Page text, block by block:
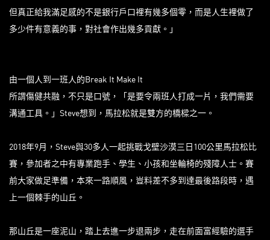
但真正給我滿足感的不是銀行戶口裡有幾多個零，而是人生裡做了
多少件有意義的事，對社會作出幾多貢獻。」
由一個人到一班人的Break It Make It
所謂傷健共融，不只是口號，「是要令兩班人打成一片，我們需要
溝通工具。」Steve想到，馬拉松就是雙方的橋樑之一。
2018年9月，Steve與30多人一起挑戰戈壁沙漠三日100公里馬拉松比
賽，參加者之中有專業跑手、學生、小孩和坐輪椅的殘障人士。賽
前大家做足準備，本來一路順風，豈料差不多到達最後路段時，遇
上一個棘手的山丘。
那山丘是一座泥山，踏上去進一步退兩步，走在前面富經驗的選手